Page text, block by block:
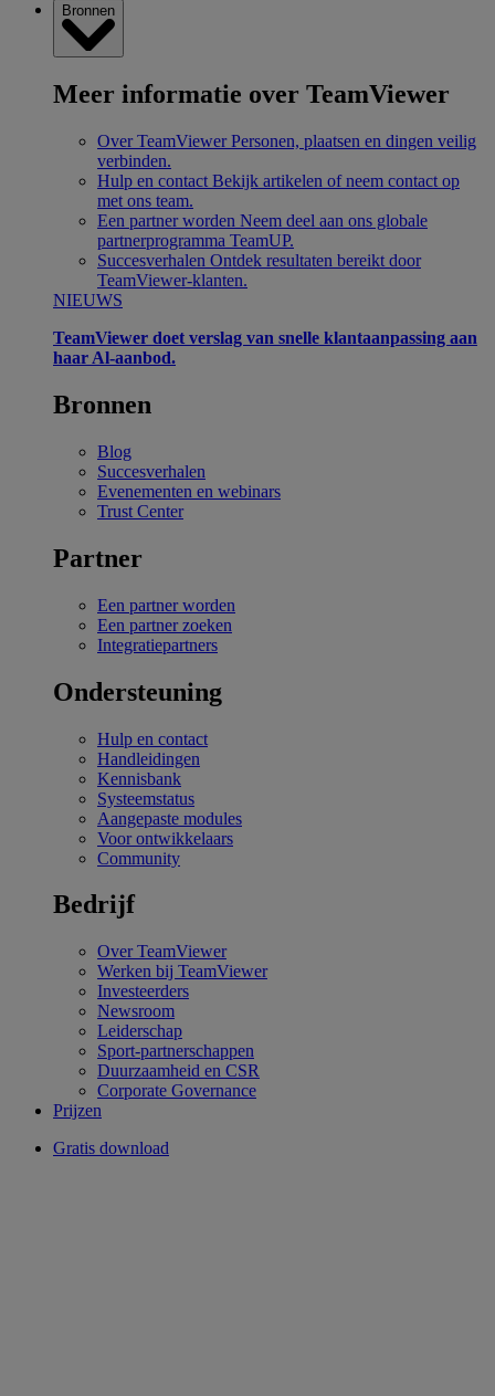
Bronnen
Meer informatie over TeamViewer
Over TeamViewer Personen, plaatsen en dingen veilig
verbinden.
Hulp en contact Bekijk artikelen of neem contact op
met ons team.
Een partner worden Neem deel aan ons globale
partnerprogramma TeamUP.
Succesverhalen Ontdek resultaten bereikt door
TeamViewer-klanten.
NIEUWS
TeamViewer doet verslag van snelle klantaanpassing aan
haar Al-aanbod.
Bronnen
Blog
Succesverhalen
Evenementen en webinars
Trust Center
Partner
Een partner worden
Een partner zoeken
Integratiepartners
Ondersteuning
Hulp en contact
Handleidingen
Kennisbank
Systeemstatus
Aangepaste modules
Voor ontwikkelaars
Community
Bedrijf
Over TeamViewer
Werken bij TeamViewer
Investeerders
Newsroom
Leiderschap
Sport-partnerschappen
Duurzaamheid en CSR
Corporate Governance
Prijzen
Gratis download